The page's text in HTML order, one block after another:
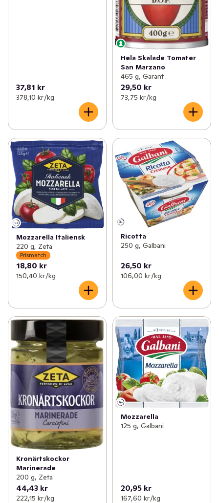
37,81 kr
378,10 kr /kg
Hela Skalade Tomater
San Marzano
465 g, Garant
29,50 kr
73,75 kr /kg
Mozzarella Italiensk
220 g, Zeta
Prismatch
18,80 kr
150,40 kr /kg
Ricotta
250 g, Galbani
26,50 kr
106,00 kr /kg
Kronärtskockor
Marinerade
200 g, Zeta
44,43 kr
222,15 kr /kg
Mozzarella
125 g, Galbani
20,95 kr
167,60 kr /kg